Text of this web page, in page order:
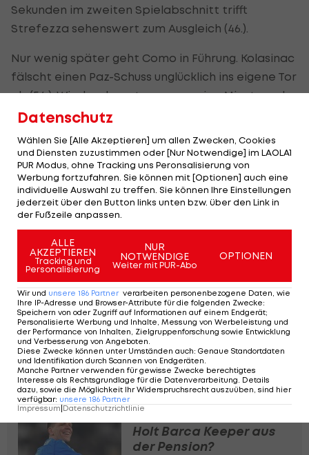
Sekunden im zweiten Spielabschnitt trifft
Strefezza sehenswert zum Ausgleich (46.).
Nur wenig später geht Como in Führung. Kolasinac
fälscht einen Paz-Schuss unglücklich ins eigene Tor
ab (54.). Wieder dauert es nur wenige Minuten, ehe
der nächste Treffer fällt. Nach einem Konter lässt
und netzt zum 3:1 ein (58.).
Je näher das Spiel dem Ende zugeht, umso mehr
übernimmt Atalanta wieder die Kontrolle. Man
kommt auch zur einen oder anderen Gelegenheit.
Lookman kann tief in der Nachspielzeit vom Punkt
noch zum Anschluss treffen (90.+7), doch
unmittelbar darauf ist das Spiel zu Ende.
Como springt damit aus der Abstiegszone auf
Rang 15 nach vorne, Atalanta erleidet bereits die
dritte Saisonniederlage und ist nur Zwölfter.
Tabelle der Serie A>>>
Nach ter Stegen-Ausfall:
Holt Barca Keeper aus
der Pension?
Datenschutz
Wählen Sie [Alle Akzeptieren] um allen Zwecken, Cookies
und Diensten zuzustimmen oder [Nur Notwendige] im LAOLA1
PUR Modus, ohne Tracking uns Peronsalisierung von
Werbung fortzufahren. Sie können mit [Optionen] auch eine
individuelle Auswahl zu treffen. Sie können Ihre Einstellungen
jederzeit über den Button links unten bzw. über den Link in
der Fußzeile anpassen.
ALLE
AKZEPTIEREN
Tracking und
Personalisierung
NUR
NOTWENDIGE
Weiter mit PUR-Abo
OPTIONEN
Wir und unsere 186 Partner verarbeiten personenbezogene Daten, wie
Ihre IP-Adresse und Browser-Attribute für die folgenden Zwecke:
Speichern von oder Zugriff auf Informationen auf einem Endgerät;
Personalisierte Werbung und Inhalte, Messung von Werbeleistung und
der Performance von Inhalten, Zielgruppenforschung sowie Entwicklung
und Verbesserung von Angeboten
Diese Zwecke können unter Umständen auch: Genaue Standortdaten
und Identifikation durch Scannen von Endgeräten
Manche Partner verwenden für gewisse Zwecke berechtigtes
Interesse als Rechtsgrundlage für die Datenverarbeitung. Details
dazu, sowie die Möglichkeit Ihr Widerspruchsrecht auszuüben, sind hier
verfügbar: unsere 186 Partner
Impressum|Datenschutzrichtlinie